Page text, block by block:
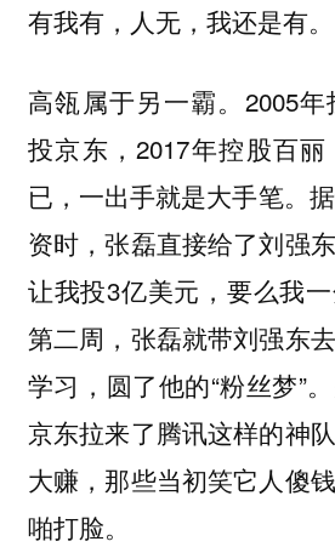
有我有，人无，我还是有。
高瓴属于另一霸。2005
投京东，2017年控股百
已，一出手就是大手笔。
资时，张磊直接给了刘强
让我投3亿美元，要么我
第二周，张磊就带刘强东
学习，圆了他的“粉丝梦”
京东拉来了腾讯这样的神
大赚，那些当初笑它人傻
啪打脸。